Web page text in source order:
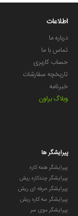
اطلاعات
درباره ما
تماس با ما
حساب کاربری
تاریخچه سفارشات
خبرنامه
وبلاگ براون
پیرایشگر ها
پیرایشگر همه کاره
پیرایشگر چندکاره ریش
پیرایشگر حرفه ای ریش
پیرایشگر سه کاره ریش
پیرایشگر موی سر